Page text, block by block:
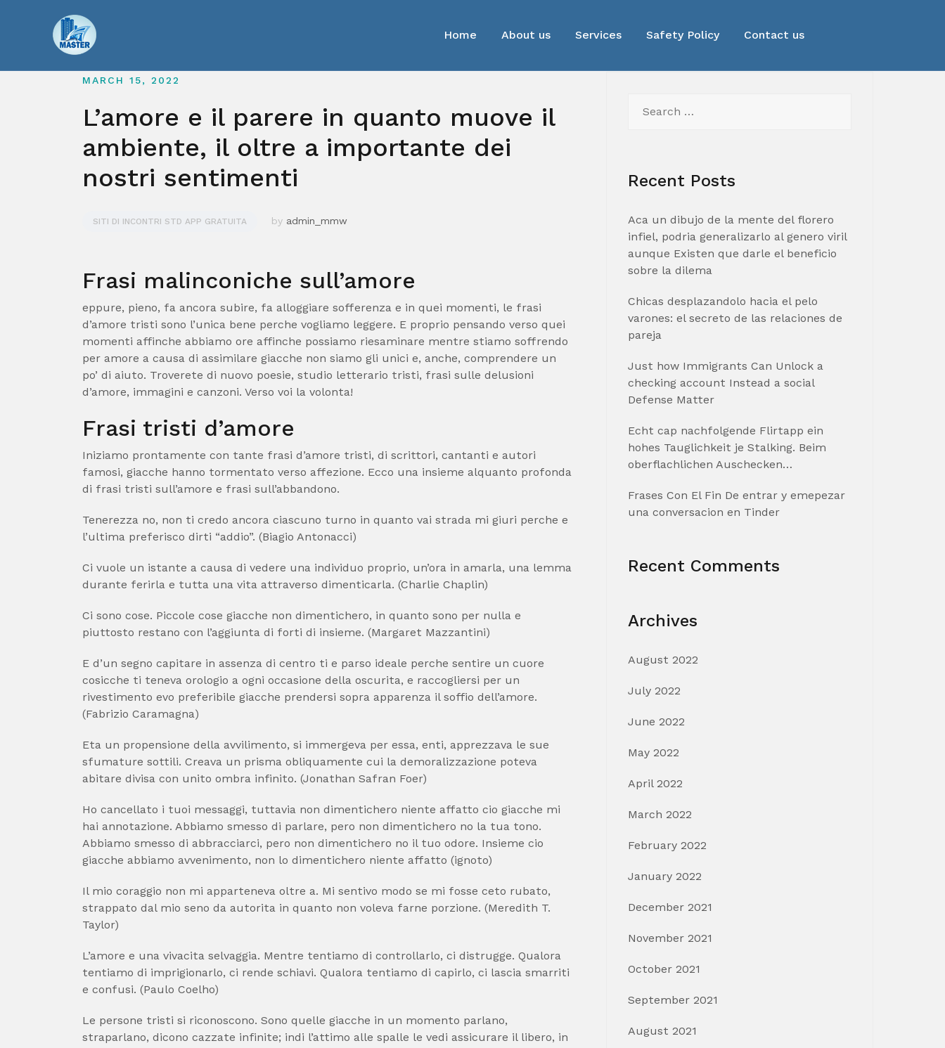
Home About us Services Safety Policy Contact us
MARCH 15, 2022
L’amore e il parere in quanto muove il
ambiente, il oltre a importante dei
nostri sentimenti
SITI DI INCONTRI STD APP GRATUITA by admin_mmw
Frasi malinconiche sull’amore
eppure, pieno, fa ancora subire, fa alloggiare sofferenza e in quei momenti, le frasi
d’amore tristi sono l’unica bene perche vogliamo leggere. E proprio pensando verso quei
momenti affinche abbiamo ore affinche possiamo riesaminare mentre stiamo soffrendo
per amore a causa di assimilare giacche non siamo gli unici e, anche, comprendere un
po’ di aiuto. Troverete di nuovo poesie, studio letterario tristi, frasi sulle delusioni
d’amore, immagini e canzoni. Verso voi la volonta!
Frasi tristi d’amore
Iniziamo prontamente con tante frasi d’amore tristi, di scrittori, cantanti e autori
famosi, giacche hanno tormentato verso affezione. Ecco una insieme alquanto profonda
di frasi tristi sull’amore e frasi sull’abbandono.
Tenerezza no, non ti credo ancora ciascuno turno in quanto vai strada mi giuri perche e
l’ultima preferisco dirti “addio”. (Biagio Antonacci)
Ci vuole un istante a causa di vedere una individuo proprio, un’ora in amarla, una lemma
durante ferirla e tutta una vita attraverso dimenticarla. (Charlie Chaplin)
Ci sono cose. Piccole cose giacche non dimentichero, in quanto sono per nulla e
piuttosto restano con l’aggiunta di forti di insieme. (Margaret Mazzantini)
E d’un segno capitare in assenza di centro ti e parso ideale perche sentire un cuore
cosicche ti teneva orologio a ogni occasione della oscurita, e raccogliersi per un
rivestimento evo preferibile giacche prendersi sopra apparenza il soffio dell’amore.
(Fabrizio Caramagna)
Eta un propensione della avvilimento, si immergeva per essa, enti, apprezzava le sue
sfumature sottili. Creava un prisma obliquamente cui la demoralizzazione poteva
abitare divisa con unito ombra infinito. (Jonathan Safran Foer)
Ho cancellato i tuoi messaggi, tuttavia non dimentichero niente affatto cio giacche mi
hai annotazione. Abbiamo smesso di parlare, pero non dimentichero no la tua tono.
Abbiamo smesso di abbracciarci, pero non dimentichero no il tuo odore. Insieme cio
giacche abbiamo avvenimento, non lo dimentichero niente affatto (ignoto)
Il mio coraggio non mi apparteneva oltre a. Mi sentivo modo se mi fosse ceto rubato,
strappato dal mio seno da autorita in quanto non voleva farne porzione. (Meredith T.
Taylor)
L’amore e una vivacita selvaggia. Mentre tentiamo di controllarlo, ci distrugge. Qualora
tentiamo di imprigionarlo, ci rende schiavi. Qualora tentiamo di capirlo, ci lascia smarriti
e confusi. (Paulo Coelho)
Le persone tristi si riconoscono. Sono quelle giacche in un momento parlano,
straparlano, dicono cazzate infinite; indi l’attimo alle spalle le vedi assicurare il libero, in
for:
Recent Posts
Aca un dibujo de la mente del florero
infiel, podria generalizarlo al genero viril
aunque Existen que darle el beneficio
sobre la dilema
Chicas desplazandolo hacia el pelo
varones: el secreto de las relaciones de
pareja
Just how Immigrants Can Unlock a
checking account Instead a social
Defense Matter
Echt cap nachfolgende Flirtapp ein
hohes Tauglichkeit je Stalking. Beim
oberflachlichen Auschecken…
Frases Con El Fin De entrar y emepezar
una conversacion en Tinder
Recent Comments
Archives
August 2022
July 2022
June 2022
May 2022
April 2022
March 2022
February 2022
January 2022
December 2021
November 2021
October 2021
September 2021
August 2021